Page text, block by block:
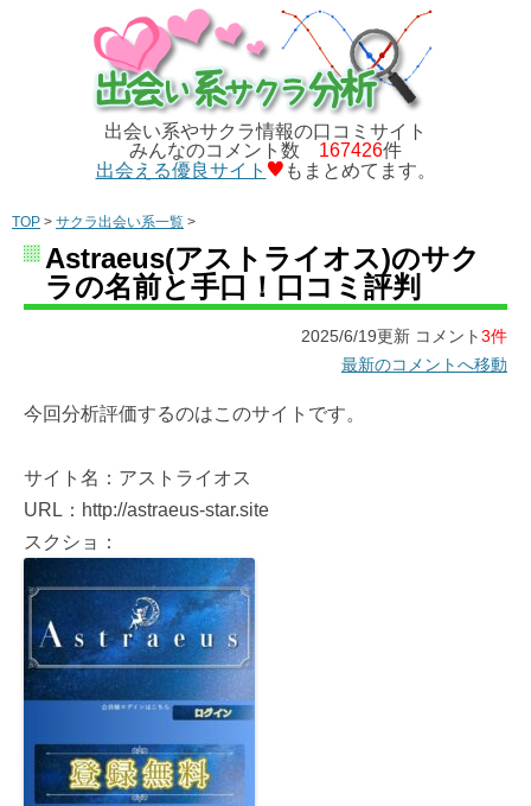
出会い系やサクラ情報の口コミサイト
みんなのコメント数 167426件
出会える優良サイト
もまとめてます。
TOP > サクラ出会い系一覧 >
Astraeus(アストライオス)のサク
ラの名前と手口！口コミ評判
2025/6/19更新 コメント3件
最新のコメントへ移動
今回分析評価するのはこのサイトです。
サイト名：アストライオス
URL：http://astraeus-star.site
スクショ：